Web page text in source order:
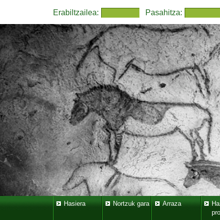
Erabiltzailea: Pasahitza:
Hasiera Nortzuk gara Arraza